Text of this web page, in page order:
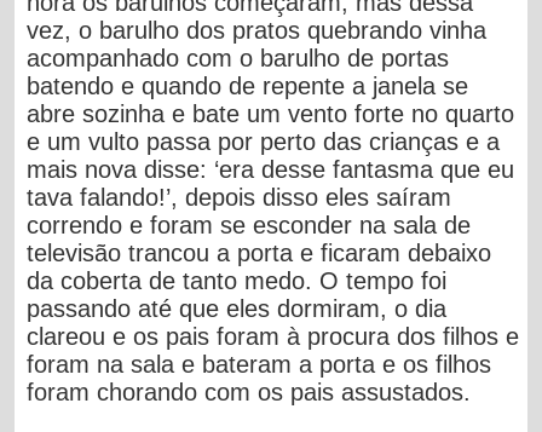
vez, o barulho dos pratos quebrando vinha
acompanhado com o barulho de portas
batendo e quando de repente a janela se
abre sozinha e bate um vento forte no quarto
e um vulto passa por perto das crianças e a
mais nova disse: ‘era desse fantasma que eu
tava falando!’, depois disso eles saíram
correndo e foram se esconder na sala de
televisão trancou a porta e ficaram debaixo
da coberta de tanto medo. O tempo foi
passando até que eles dormiram, o dia
clareou e os pais foram à procura dos filhos e
foram na sala e bateram a porta e os filhos
foram chorando com os pais assustados.